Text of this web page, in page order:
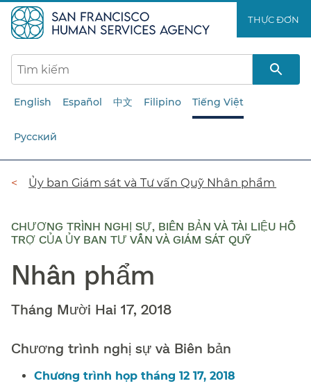
đến
nội
dung
THỰC ĐƠN​​
English Español 中文 Filipino Tiếng Việt
Русский
Đường
Ủy ban Giám sát và Tư vấn Quỹ Nhân phẩm​​
CHƯƠNG TRÌNH NGHỊ SỰ, BIÊN BẢN VÀ TÀI LIỆU HỖ
TRỢ CỦA ỦY BAN TƯ VẤN VÀ GIÁM SÁT QUỸ
Nhân phẩm​​
Tháng Mười Hai 17, 2018​​
Chương trình nghị sự và Biên bản​​
Chương trình họp tháng 12 17, 2018​​